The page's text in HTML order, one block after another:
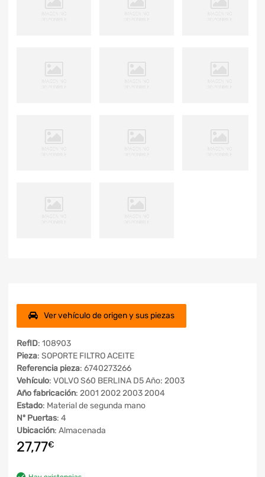
Ver vehículo de origen y sus piezas
RefID: 108903
Pieza: SOPORTE FILTRO ACEITE
Referencia pieza: 6740273266
Vehículo: VOLVO S60 BERLINA D5 Año: 2003
Año fabricación: 2001 2002 2003 2004
Estado: Material de segunda mano
Nº Puertas: 4
Ubicación: Almacenada
27,77€